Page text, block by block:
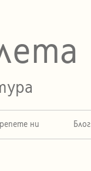
ни Блог